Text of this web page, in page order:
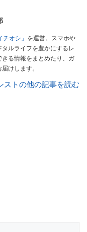
オシ」 を運営。スマホや
ルライフを豊かにするレ
る情報をまとめたり、ガ
けします。
ストの他の記事を読む